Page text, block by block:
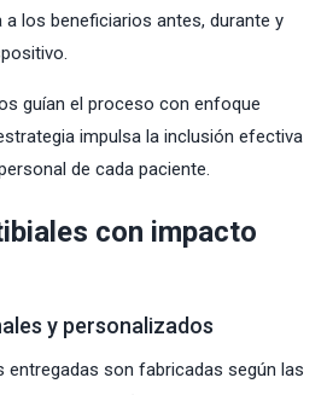
los beneficiarios antes, durante y
guían el proceso con enfoque
impulsa la inclusión efectiva
de cada paciente.
con impacto
y personalizados
son fabricadas según las